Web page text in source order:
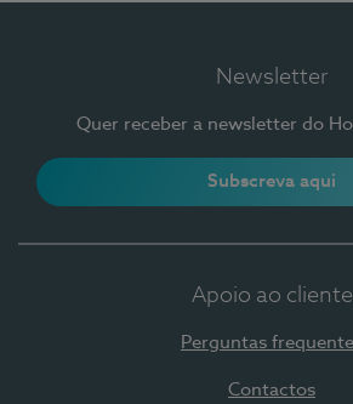
Newsletter
Quer receber a newsletter do
Subscreva aqui
Apoio ao cliente
Perguntas
Contactos